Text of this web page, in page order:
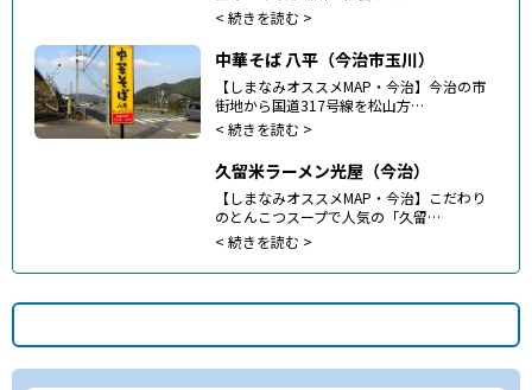
< 続きを読む >
中華そば 八平（今治市玉川）
【しまなみオススメMAP・今治】今治の市
街地から国道317号線を松山方…
< 続きを読む >
久留米ラーメン光屋（今治）
【しまなみオススメMAP・今治】こだわり
のとんこつスープで人気の「久留…
< 続きを読む >